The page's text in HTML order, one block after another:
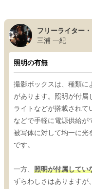
フリーライター
三浦 一紀
照明の有無
撮影ボックスは、種類に
があります。照明が付属
ライトなどが搭載されて
などで手軽に電源供給が
被写体に対して均一に光
です。
一方、 照明が付属してい
ずらわしさはありますが、